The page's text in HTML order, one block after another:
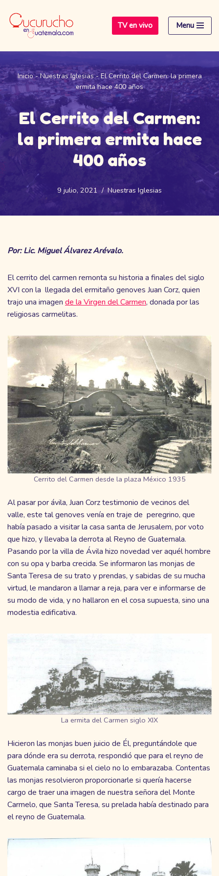
Saltar
contenido
TV en vivo Menu
Inicio-Nuestras Iglesias-El Cerrito del Carmen: la primera
ermita hace 400 años
El Cerrito del Carmen:
la primera ermita hace
400 años
9 julio, 2021 Nuestras Iglesias
Por: Lic. Miguel Álvarez Arévalo.
El cerrito del carmen remonta su historia a finales del siglo
XVI con la llegada del ermitaño genoves Juan Corz, quien
trajo una imagen de la Virgen del Carmen, donada por las
religiosas carmelitas.
Cerrito del Carmen desde la plaza México 1935
Al pasar por ávila, Juan Corz testimonio de vecinos del
valle, este tal genoves venía en traje de peregrino, que
había pasado a visitar la casa santa de Jerusalem, por voto
que hizo, y llevaba la derrota al Reyno de Guatemala.
Pasando por la villa de Ávila hizo novedad ver aquél hombre
con su opa y barba crecida. Se informaron las monjas de
Santa Teresa de su trato y prendas, y sabidas de su mucha
virtud, le mandaron a llamar a reja, para ver e informarse de
su modo de vida, y no hallaron en el cosa supuesta, sino una
modestia edificativa.
La ermita del Carmen siglo XIX
Hicieron las monjas buen juicio de Él, preguntándole que
para dónde era su derrota, respondió que para el reyno de
Guatemala caminaba si el cielo no lo embarazaba. Contentas
las monjas resolvieron proporcionarle si quería hacerse
cargo de traer una imagen de nuestra señora del Monte
Carmelo, que Santa Teresa, su prelada había destinado para
el reyno de Guatemala.